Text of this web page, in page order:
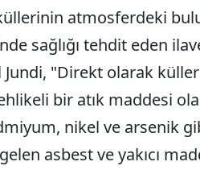
atmosferdeki
sağlığı tehdit eden
"Direkt olarak
bir atık maddesi
nikel ve arsenik
asbest ve yakıcı